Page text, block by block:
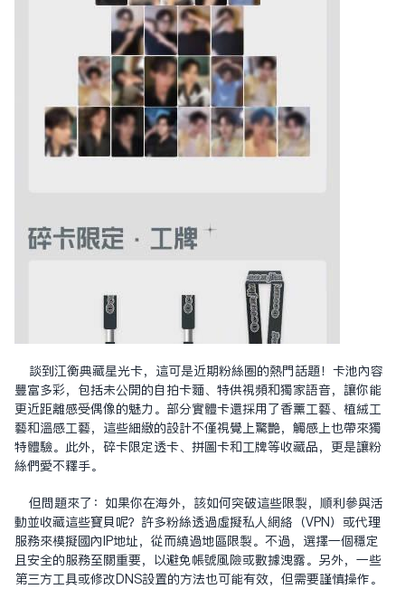
談到江衡典藏星光卡，這可是近期粉絲圈的熱門話題！卡池內容
豐富多彩，包括未公開的自拍卡面、特供視頻和獨家語音，讓你能
更近距離感受偶像的魅力。部分實體卡還採用了香薰工藝、植絨工
藝和溫感工藝，這些細緻的設計不僅視覺上驚艷，觸感上也帶來獨
特體驗。此外，碎卡限定透卡、拼圖卡和工牌等收藏品，更是讓粉
絲們愛不釋手。
但問題來了：如果你在海外，該如何突破這些限制，順利參與活
動並收藏這些寶貝呢？許多粉絲透過虛擬私人網絡（VPN）或代理
服務來模擬國內IP地址，從而繞過地區限制。不過，選擇一個穩定
且安全的服務至關重要，以避免帳號風險或數據洩露。另外，一些
第三方工具或修改DNS設置的方法也可能有效，但需要謹慎操作。